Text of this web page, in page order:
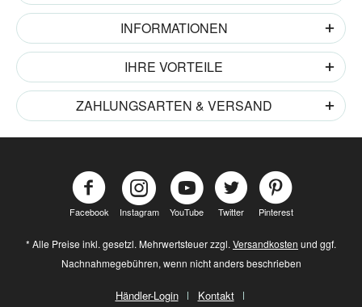
INFORMATIONEN
IHRE VORTEILE
ZAHLUNGSARTEN & VERSAND
Facebook Instagram YouTube Twitter Pinterest
* Alle Preise inkl. gesetzl. Mehrwertsteuer zzgl. Versandkosten und ggf.
Nachnahmegebühren, wenn nicht anders beschrieben
Händler-Login Kontakt